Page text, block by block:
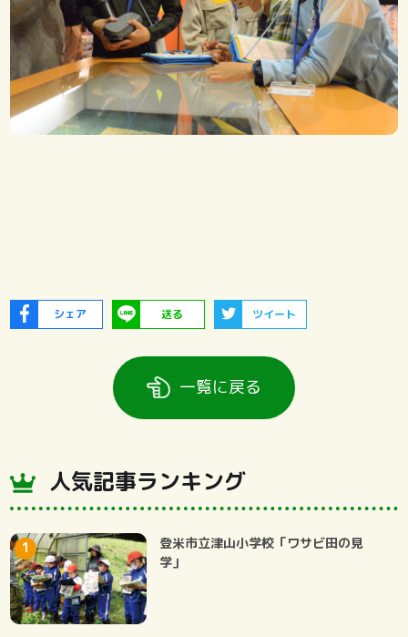
シェア 送る ツイート
一覧に戻る
人気記事ランキング
登米市立津山小学校「ワサビ田の見
学」